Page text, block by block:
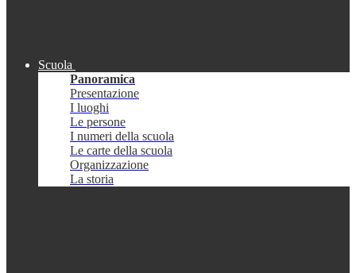
Scuola
Panoramica
Presentazione
I luoghi
Le persone
I numeri della scuola
Le carte della scuola
Organizzazione
La storia